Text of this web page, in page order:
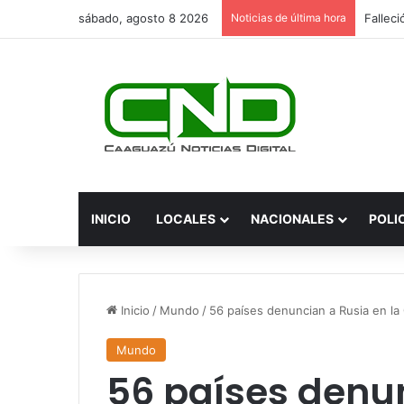
sábado, agosto 8 2026 Noticias de última hora
INICIO LOCALES NACIONALES
Inicio / Mundo / 56 países denuncian a Rusia en
Mundo
56 países